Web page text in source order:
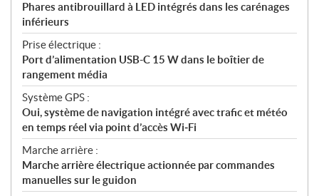
Phares antibrouillard à LED intégrés dans les carénages
inférieurs
Prise électrique :
Port d’alimentation USB-C 15 W dans le boîtier de
rangement média
Système GPS :
Oui, système de navigation intégré avec trafic et météo
en temps réel via point d’accès Wi‑Fi
Marche arrière :
Marche arrière électrique actionnée par commandes
manuelles sur le guidon